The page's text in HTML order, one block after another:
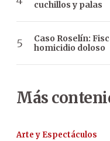
cuchillos y palas
Caso Roselín:
homicidio doloso
Más
Arte y Espectáculos